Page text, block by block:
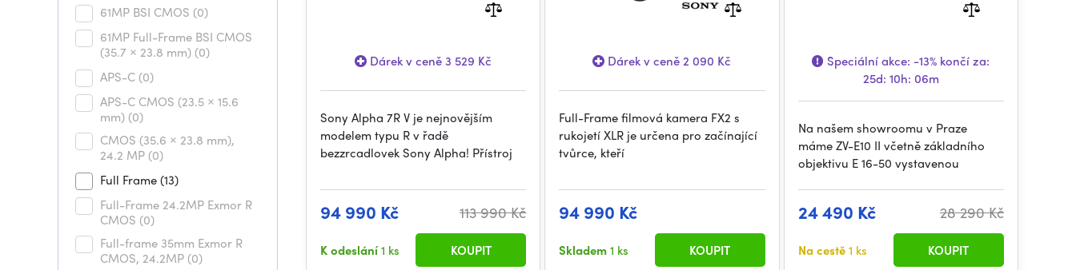
61MP BSI CMOS (0)
61MP Full-Frame BSI CMOS
(35.7 × 23.8 mm) (0)
APS-C (0)
APS-C CMOS (23.5 × 15.6
mm) (0)
CMOS (35.6 × 23.8 mm),
24.2 MP (0)
Full Frame(13)
Full-Frame 24.2MP Exmor R
CMOS (0)
Full-frame 35mm Exmor R
CMOS, 24.2MP (0)
Dárek v ceně 3 529 Kč
Sony Alpha 7R V je nejnovějším
modelem typu R v řadě
bezzrcadlovek Sony Alpha! Přístroj
94 990 Kč 113 990 Kč
K odeslání1 ks KOUPIT
Dárek v ceně 2 090 Kč
Full-Frame filmová kamera FX2 s
rukojetí XLR je určena pro začínající
tvůrce, kteří
94 990 Kč
Skladem1 ks KOUPIT
Speciální akce: -13% končí za:
25d: 10h: 06m
Na našem showroomu v Praze
máme ZV-E10 II včetně základního
objektivu E 16-50 vystavenou
24 490 Kč 28 290 Kč
Na cestě1 ks KOUPIT